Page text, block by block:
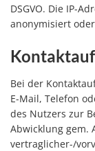
DSGVO. Die IP-
anonymisiert
Bei der
E-Mail, Telefon
des Nutzers zur
Abwicklung gem.
vertraglicher-/